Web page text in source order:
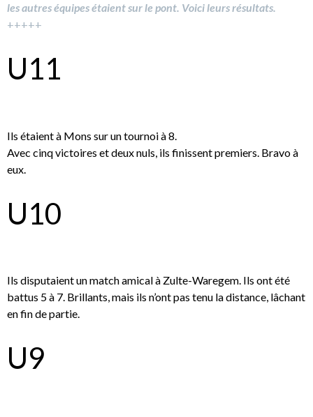
les autres équipes étaient sur le pont. Voici leurs résultats.
+++++
U11
Ils étaient à Mons sur un tournoi à 8.
Avec cinq victoires et deux nuls, ils finissent premiers. Bravo à
eux.
U10
Ils disputaient un match amical à Zulte-Waregem. Ils ont été
battus 5 à 7. Brillants, mais ils n’ont pas tenu la distance, lâchant
en fin de partie.
U9